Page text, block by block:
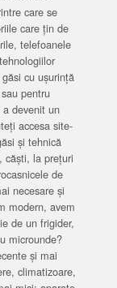
care se
care țin de
telefoanele
cu ușurință
pentru
devenit un
accesa site-
și tehnică
căști, la prețuri
de
necesare și
modern, avem
de un frigider,
microunde?
și mai
climatizoare,